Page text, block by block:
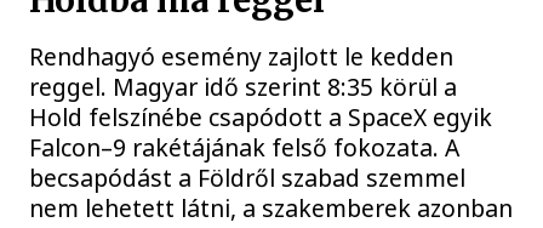
Rendhagyó esemény zajlott le kedden
reggel. Magyar idő szerint 8:35 körül a
Hold felszínébe csapódott a SpaceX egyik
Falcon–9 rakétájának felső fokozata. A
becsapódást a Földről szabad szemmel
nem lehetett látni, a szakemberek azonban